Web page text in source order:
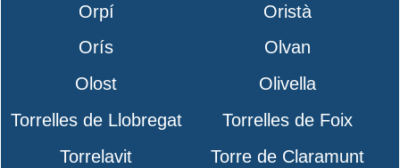
Orpí
Oristà
Orís
Olvan
Olost
Olivella
Torrelles de Llobregat
Torrelles de Foix
Torrelavit
Torre de Claramunt